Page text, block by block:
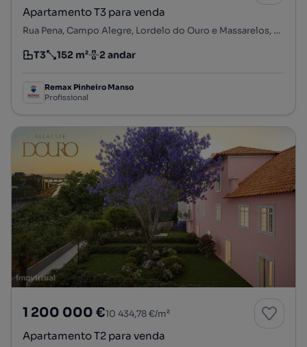
Apartamento T3 para venda
Rua Pena, Campo Alegre, Lordelo do Ouro e Massarelos, Porto, Porto
Tipologia
T3
Preço por metro quadrado
152 m²
Andar 2 andar
Remax Pinheiro Manso
Profissional
1 200 000 €10 434,78 €/m²
Apartamento T2 para venda